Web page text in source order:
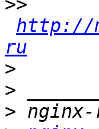
>>
http://
ru
>
>
>